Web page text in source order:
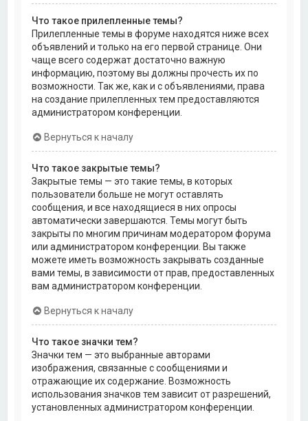
Что такое прилепленные темы?
Прилепленные темы в форуме находятся ниже всех
объявлений и только на его первой странице. Они
чаще всего содержат достаточно важную
информацию, поэтому вы должны прочесть их по
возможности. Так же, как и с объявлениями, права
на создание прилепленных тем предоставляются
администратором конференции.
Вернуться к началу
Что такое закрытые темы?
Закрытые темы — это такие темы, в которых
пользователи больше не могут оставлять
сообщения, и все находящиеся в них опросы
автоматически завершаются. Темы могут быть
закрыты по многим причинам модератором форума
или администратором конференции. Вы также
можете иметь возможность закрывать созданные
вами темы, в зависимости от прав, предоставленных
вам администратором конференции.
Вернуться к началу
Что такое значки тем?
Значки тем — это выбранные авторами
изображения, связанные с сообщениями и
отражающие их содержание. Возможность
использования значков тем зависит от разрешений,
установленных администратором конференции.